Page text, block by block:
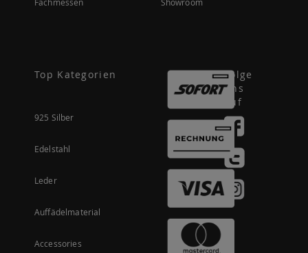
Top Kategorien
925 Silber
Edelstahl
Leder
Auffädelmaterial
Accessories
Folge
uns
auf